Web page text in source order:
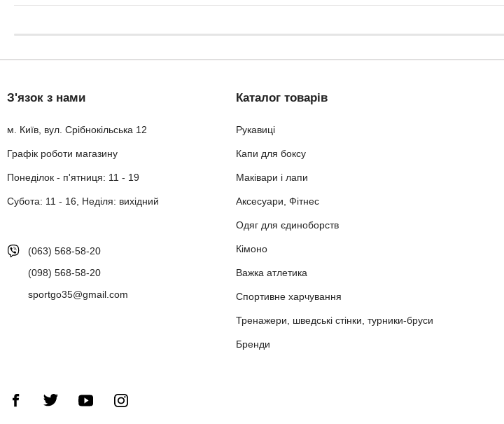
З'язок з нами
м. Київ, вул. Срібнокільська 12
Графік роботи магазину
Понеділок - п'ятниця: 11 - 19
Субота: 11 - 16, Неділя: вихідний
(063) 568-58-20
(098) 568-58-20
sportgo35@gmail.com
Каталог товарів
Рукавиці
Капи для боксу
Маківари і лапи
Аксесуари, Фітнес
Одяг для єдиноборств
Кімоно
Важка атлетика
Спортивне харчування
Тренажери, шведські стінки, турники-бруси
Бренди